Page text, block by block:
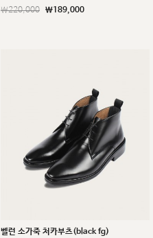
￦220,000 ￦189,000
벨런 소가죽 처카부츠(black fg)